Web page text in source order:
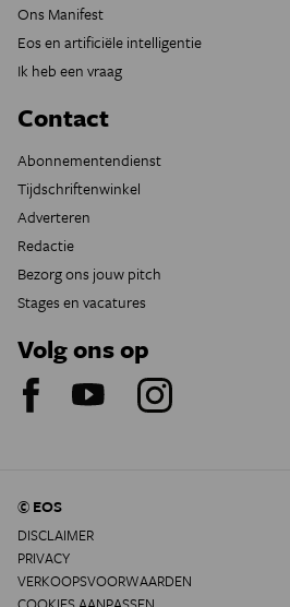
Ons Manifest
Eos en artificiële intelligentie
Ik heb een vraag
Contact
Abonnementendienst
Tijdschriftenwinkel
Adverteren
Redactie
Bezorg ons jouw pitch
Stages en vacatures
Volg ons op
© EOS
DISCLAIMER
PRIVACY
VERKOOPSVOORWAARDEN